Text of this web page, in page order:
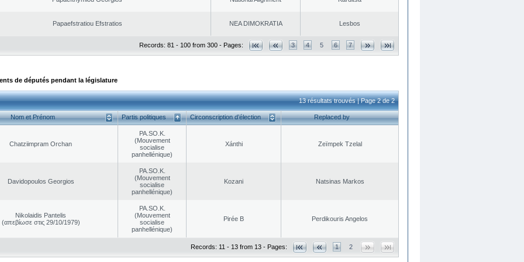
Papaefstratiou Efstratios NEA DΙMOKRATIA Lesbos
Records: 81 - 100 from 300 - Pages: 3 4 5 6 7
de députés pendant la législature
13 résultats trouvés | Page 2 de 2
Nom et Prénom Partis politiques Circonscription d’élection Replaced by
Chatziimpram Orchan
PA.SO.K.
(Mouvement
socialise
panhellénique)
Xánthi Zeïmpek Tzelal
Davidopoulos Georgios
PA.SO.K.
(Mouvement
socialise
panhellénique)
Kozani Natsinas Markos
Nikolaidis Pantelis
(απεβίωσε στις 29/10/1979)
PA.SO.K.
(Mouvement
socialise
panhellénique)
Pirée B Perdikouris Angelos
Records: 11 - 13 from 13 - Pages: 1 2